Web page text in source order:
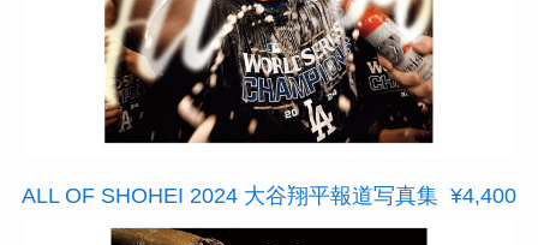
ALL OF SHOHEI 2024 大谷翔平報道写真集 ¥4,400